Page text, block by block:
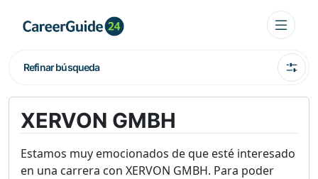
Refinar búsqueda
XERVON GMBH
Estamos muy emocionados de que esté interesado
en una carrera con XERVON GMBH. Para poder